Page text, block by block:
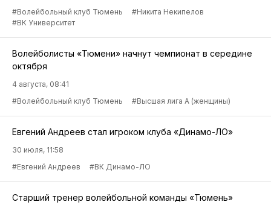
#Волейбольный клуб Тюмень
#Никита Некипелов
#ВК Университет
Волейболисты «Тюмени» начнут чемпионат в середине
октября
4 августа, 08:41
#Волейбольный клуб Тюмень
#Высшая лига А (женщины)
Евгений Андреев стал игроком клуба «Динамо-ЛО»
30 июля, 11:58
#Евгений Андреев
#ВК Динамо-ЛО
Старший тренер волейбольной команды «Тюмень»